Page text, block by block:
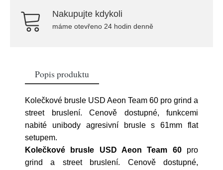
Nakupujte kdykoli
máme otevřeno 24 hodin denně
Popis produktu
Kolečkové brusle USD Aeon Team 60 pro grind a
street bruslení. Cenově dostupné, funkcemi
nabité unibody agresivní brusle s 61mm flat
setupem.
Kolečkové brusle USD Aeon Team 60pro
grind a street bruslení. Cenově dostupné,